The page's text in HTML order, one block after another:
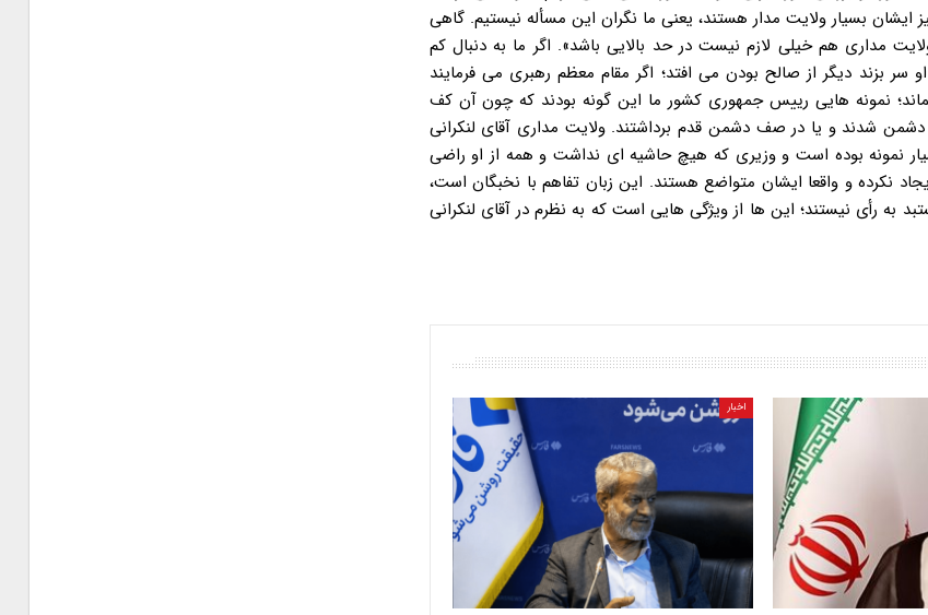
بسیار ولایت مدار هستند، یعنی ما نگران این مسأله نیستیم. گاهی
مداری هم خیلی لازم نیست در حد بالایی باشد». اگر ما به دنبال کم
دیگر از صالح بودن می افتد؛ اگر مقام معظم رهبری می فرمایند
نمونه هایی رییس جمهوری کشور ما این گونه بودند که چون آن کف
دشمن شدند و یا در صف دشمن قدم برداشتند. ولایت مداری آقای لنکرانی
نمونه بوده است و وزیری که هیچ حاشیه ای نداشت و همه از او راضی
نکرده و واقعا ایشان متواضع هستند. این زبان تفاهم با نخبگان است،
به رأی نیستند؛ این ها از ویژگی هایی است که به نظرم در آقای لنکرانی
اخبار